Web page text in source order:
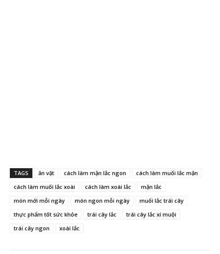
TAGS ăn vặt cách làm mận lắc ngon
cách làm muối lắc mận
cách làm muối lắc xoài
cách làm xoài lắc
mận lắc
món mới mỗi ngày
món ngon mỗi ngày
muối lắc trái cây
thực phẩm tốt sức khỏe
trái cây lắc
trái cây lắc xí muội
trái cây ngon
xoài lắc